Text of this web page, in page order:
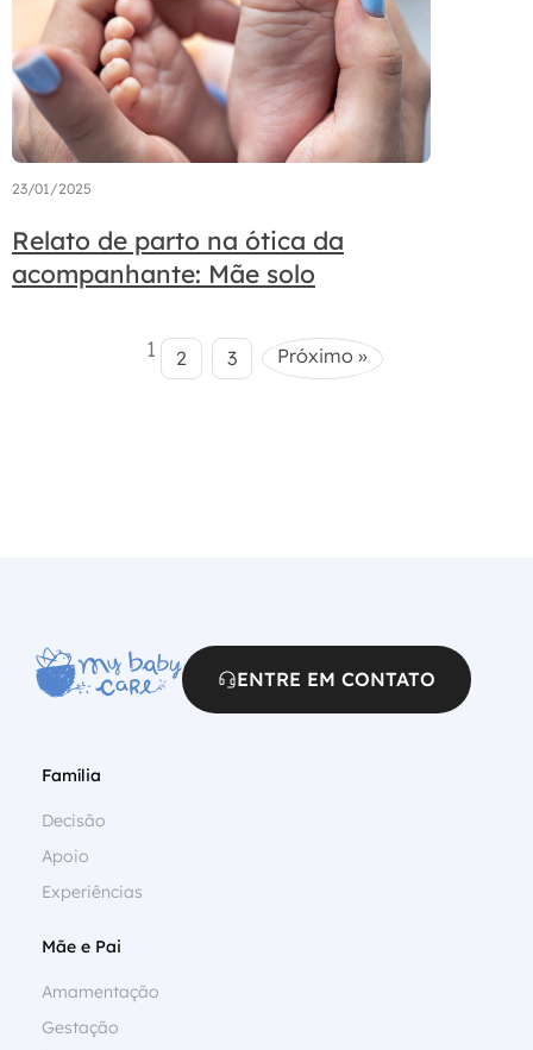
23/01/2025
Relato de parto na ótica da
acompanhante: Mãe solo
1 2 3 Próximo »
ENTRE EM CONTATO
Família
Decisão
Apoio
Experiências
Mãe e Pai
Amamentação
Gestação